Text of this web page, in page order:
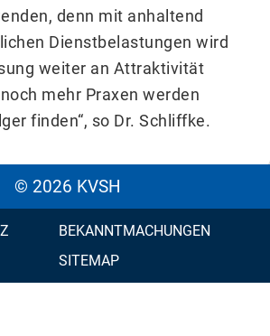
denn mit anhaltend
Dienstbelastungen wird
weiter an Attraktivität
mehr Praxen werden
finden“, so Dr. Schliffke.
© 2026 KVSH
BEKANNTMACHUNGEN
SITEMAP